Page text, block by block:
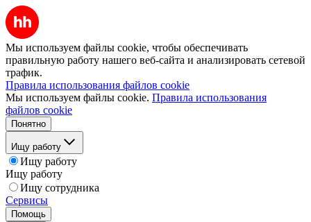
Мы используем файлы cookie, чтобы обеспечивать
правильную работу нашего веб-сайта и анализировать сетевой
трафик.
Правила использования файлов cookie
Мы используем файлы cookie. Правила использования
файлов cookie
Понятно
Ищу работу
Ищу работу
Ищу работу
Ищу сотрудника
Сервисы
Помощь